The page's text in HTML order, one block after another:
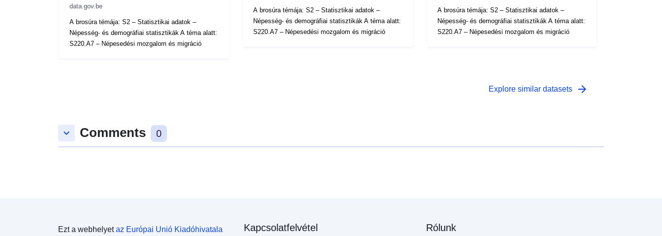
data.gov.be
A brosúra témája: S2 – Statisztikai adatok –
Népesség- és demográfiai statisztikák A téma alatt:
S220.A7 – Népesedési mozgalom és migráció
A brosúra témája: S2 – Statisztikai adatok –
Népesség- és demográfiai statisztikák A téma alatt:
S220.A7 – Népesedési mozgalom és migráció
A brosúra témája: S2 – Statisztikai adatok –
Népesség- és demográfiai statisztikák A téma alatt:
S220.A7 – Népesedési mozgalom és migráció
Explore similar datasets arrow_forward
keyboard_arrow_down Comments 0
Ezt a webhelyetaz Európai Unió Kiadóhivatala
Kapcsolatfelvétel Rólunk